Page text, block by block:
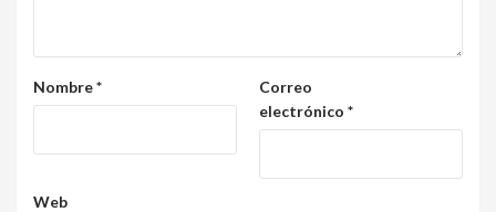
Nombre*
Correo
electrónico *
Web